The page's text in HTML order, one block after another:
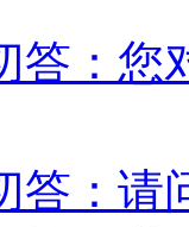
答：您
答：请